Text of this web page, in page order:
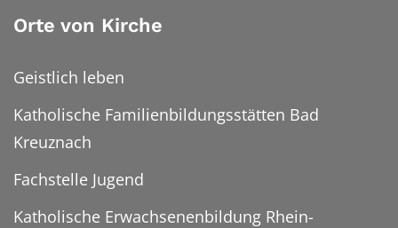
Orte von Kirche
Geistlich leben
Katholische Familienbildungsstätten Bad
Kreuznach
Fachstelle Jugend
Katholische Erwachsenenbildung Rhein-